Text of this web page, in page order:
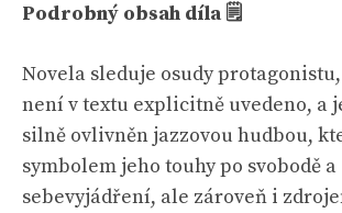
Podrobný obsah díla 🗒
Novela sleduje osudy
není v textu explicitně uvedeno, a
silně ovlivněn jazzovou hudbou,
symbolem jeho touhy po svobodě a
sebevyjádření, ale zároveň i